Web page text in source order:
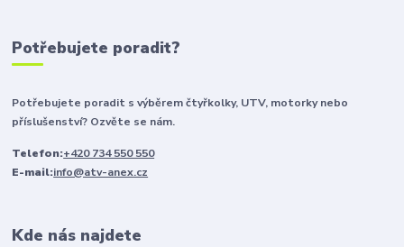
Potřebujete poradit?
Potřebujete poradit s výběrem čtyřkolky, UTV, motorky nebo
příslušenství? Ozvěte se nám.
Telefon:+420 734 550 550
E-mail:info@atv-anex.cz
Kde nás najdete